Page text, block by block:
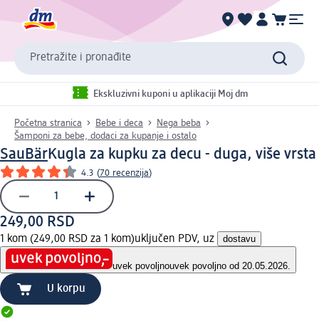
Pretražite i pronađite
Ekskluzivni kuponi u aplikaciji Moj dm
Početna stranica Bebe i deca
Nega beba
Šamponi za bebe, dodaci za kupanje i ostalo
SauBärKugla za kupku za decu - duga, više vrsta
4.3 (70 recenzija)
249,00 RSD
1 kom (249,00 RSD za 1 kom)uključen PDV, uz dostavu
uvek povoljnouvek povoljno od 20.05.2026.
U korpu